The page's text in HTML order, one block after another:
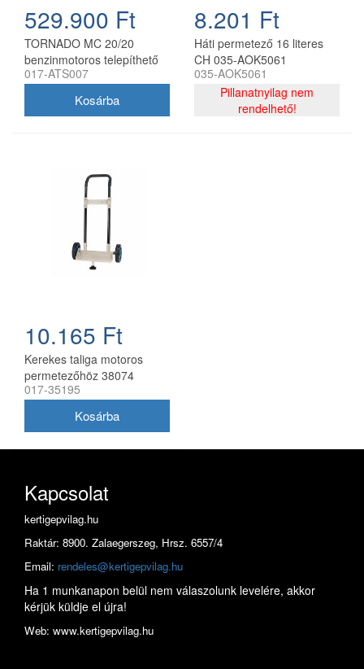
529.900 Ft
TORNADO MC 20/20
benzinmotoros telepíthető
permetező tartálykocsival,
017-ATS007
8.201 Ft
Háti permetező 16 literes
CH 035-AOK5061
035-AOK5061
Pillanatnyilag nem
rendelhető!
10.165 Ft
Kerekes taliga motoros
permetezőhöz 38074
opcionális
017-35195
Kapcsolat
kertigepvilag.hu
Raktár: 8900. Zalaegerszeg, Hrsz. 6557/4
Email: rendeles@kertigepvilag.hu
Ha 1 munkanapon belül nem válaszolunk levelére, akkor
kérjük küldje el újra!
Web: www.kertigepvilag.hu